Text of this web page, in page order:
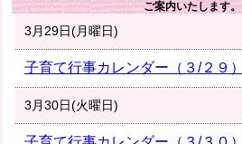
ご案内いたします。
3月29日(月曜日)
子育て行事カレンダー（３/２９）
3月30日(火曜日)